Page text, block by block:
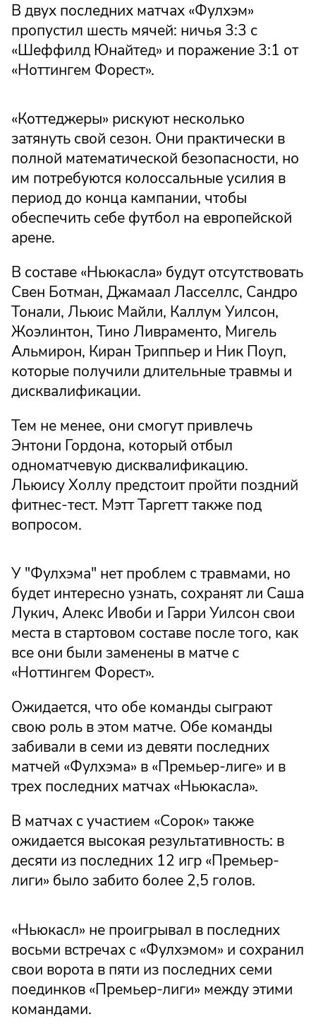
В двух последних матчах «Фулхэм»
пропустил шесть мячей: ничья 3:3 с
«Шеффилд Юнайтед» и поражение 3:1 от
«Ноттингем Форест».
«Коттеджеры» рискуют несколько
затянуть свой сезон. Они практически в
полной математической безопасности, но
им потребуются колоссальные усилия в
период до конца кампании, чтобы
обеспечить себе футбол на европейской
арене.
В составе «Ньюкасла» будут отсутствовать
Свен Ботман, Джамаал Ласселлс, Сандро
Тонали, Льюис Майли, Каллум Уилсон,
Жоэлинтон, Тино Ливраменто, Мигель
Альмирон, Киран Триппьер и Ник Поуп,
которые получили длительные травмы и
дисквалификации.
Тем не менее, они смогут привлечь
Энтони Гордона, который отбыл
одноматчевую дисквалификацию.
Льюису Холлу предстоит пройти поздний
фитнес-тест. Мэтт Таргетт также под
вопросом.
У "Фулхэма" нет проблем с травмами, но
будет интересно узнать, сохранят ли Саша
Лукич, Алекс Ивоби и Гарри Уилсон свои
места в стартовом составе после того, как
все они были заменены в матче с
«Ноттингем Форест».
Ожидается, что обе команды сыграют
свою роль в этом матче. Обе команды
забивали в семи из девяти последних
матчей «Фулхэма» в «Премьер-лиге» и в
трех последних матчах «Ньюкасла».
В матчах с участием «Сорок» также
ожидается высокая результативность: в
десяти из последних 12 игр «Премьер-
лиги» было забито более 2,5 голов.
«Ньюкасл» не проигрывал в последних
восьми встречах с «Фулхэмом» и сохранил
свои ворота в пяти из последних семи
поединков «Премьер-лиги» между этими
командами.